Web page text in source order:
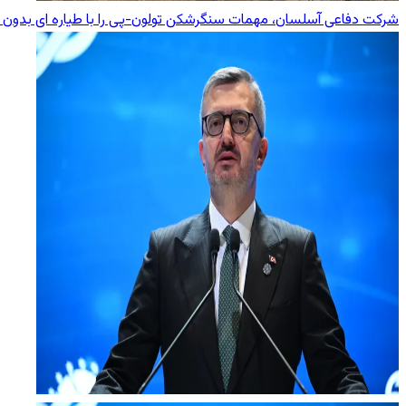
شرکت دفاعی آسلسان، مهمات سنگرشکن تولون-پی را با طیاره ای